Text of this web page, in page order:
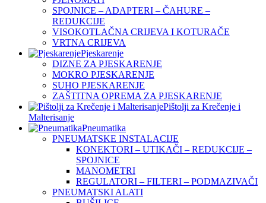
SPOJNICE – ADAPTERI – ČAHURE –
REDUKCIJE
VISOKOTLAČNA CRIJEVA I KOTURAČE
VRTNA CRIJEVA
Pjeskarenje
DIZNE ZA PJESKARENJE
MOKRO PJESKARENJE
SUHO PJESKARENJE
ZAŠTITNA OPREMA ZA PJESKARENJE
Pištolji za Krečenje i
Malterisanje
Pneumatika
PNEUMATSKE INSTALACIJE
KONEKTORI – UTIKAČI – REDUKCIJE –
SPOJNICE
MANOMETRI
REGULATORI – FILTERI – PODMAZIVAČI
PNEUMATSKI ALATI